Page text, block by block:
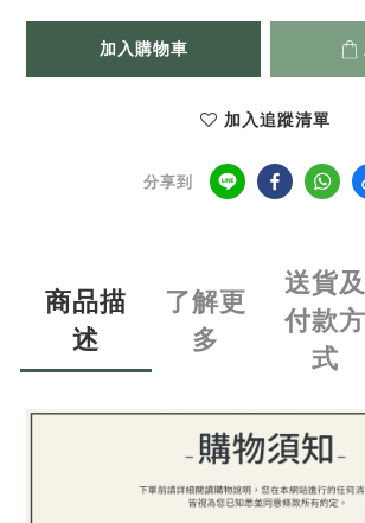
加入購物車
加入追蹤清單
分享到
商品描
述
了解更
多
送貨及
付款方
式